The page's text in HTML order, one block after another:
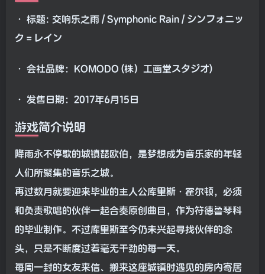
• 标题: 交响乐之雨 / Symphonic Rain / シンフォニッ
ク＝レイン
• 会社品牌：KOMODO (株）工画堂スタジオ)
• 发售日期：2017年6月15日
游戏简介说明
降雨永不停歇的城镇琵欧伯，是梦想成为音乐家的年轻
人们所聚集的音乐之城。
再过数月就要迎来毕业的主人公库里斯·霍尔顿，必须
和负责歌唱的伙伴一起合奏原创曲目，作为符德鲁琴科
的毕业制作。不过库里斯至今仍未兴起寻找伙伴的念
头，只是不断度过着毫无干劲的每一天。
每周一封的女友来信、搬来这座城镇时遇见的房内寄居